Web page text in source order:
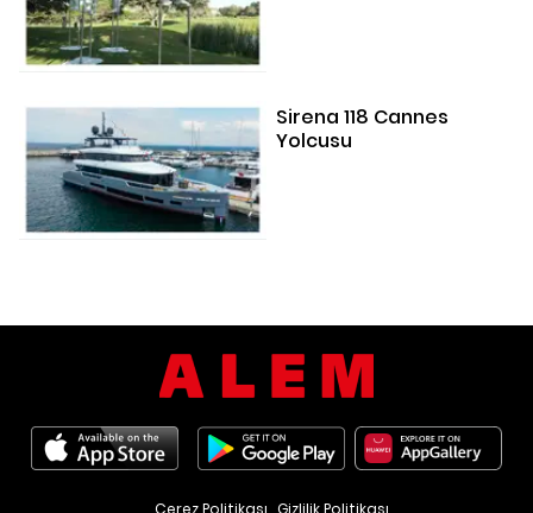
Sirena 118 Cannes
Yolcusu
Çerez Politikası Gizlilik Politikası